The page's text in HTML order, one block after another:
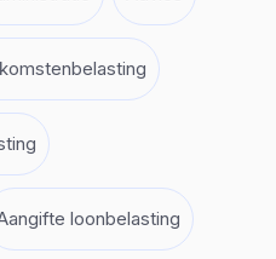
loonbelasting